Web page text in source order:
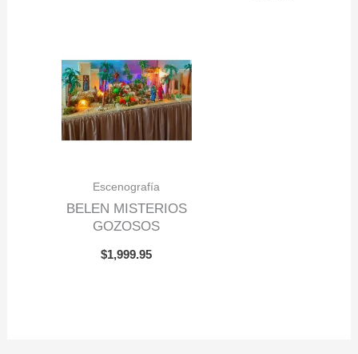
Escenografía
BELEN MISTERIOS
GOZOSOS
$1,999.95